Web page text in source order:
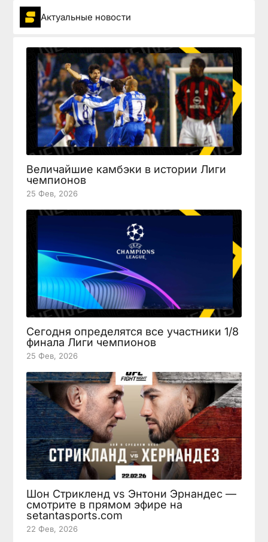
Актуальные новости
Величайшие камбэки в истории Лиги
чемпионов
25 Фев, 2026
Сегодня определятся все участники 1/8
финала Лиги чемпионов
25 Фев, 2026
Шон Стрикленд vs Энтони Эрнандес —
смотрите в прямом эфире на
setantasports.com
22 Фев, 2026